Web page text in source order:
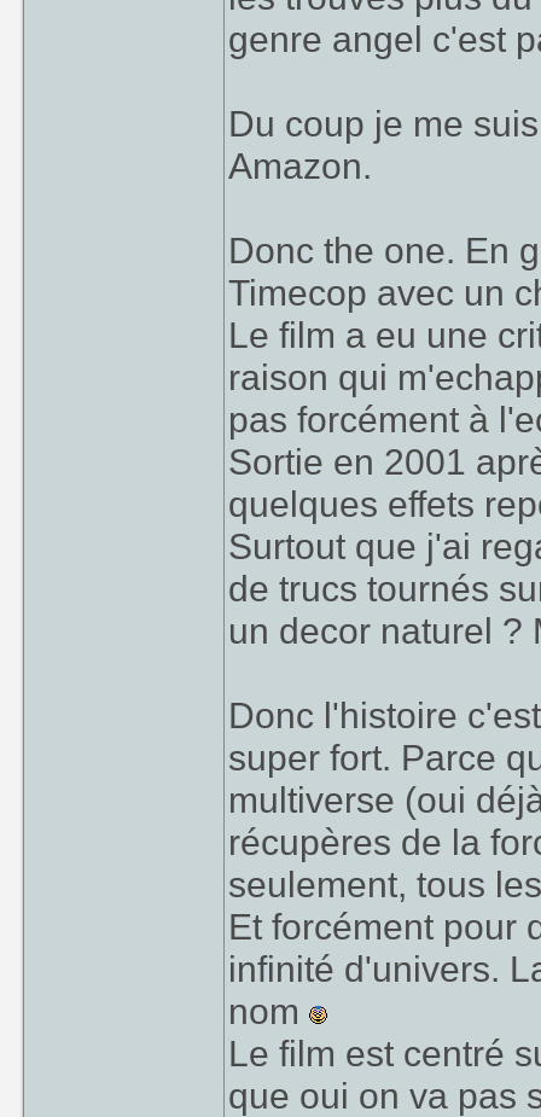
genre angel c'est
Du coup je me
Amazon.
Donc the one. En
Timecop avec un
Le film a eu une
raison qui
pas forcément à
Sortie en 2001
quelques effets
Surtout que j'ai
de trucs tournés
un decor naturel ?
Donc l'histoire
super fort. Parce
multiverse (oui
récupères de la
seulement, tous
Et forcément pour
infinité d'univers.
nom
Le film est centré
que oui on va pas